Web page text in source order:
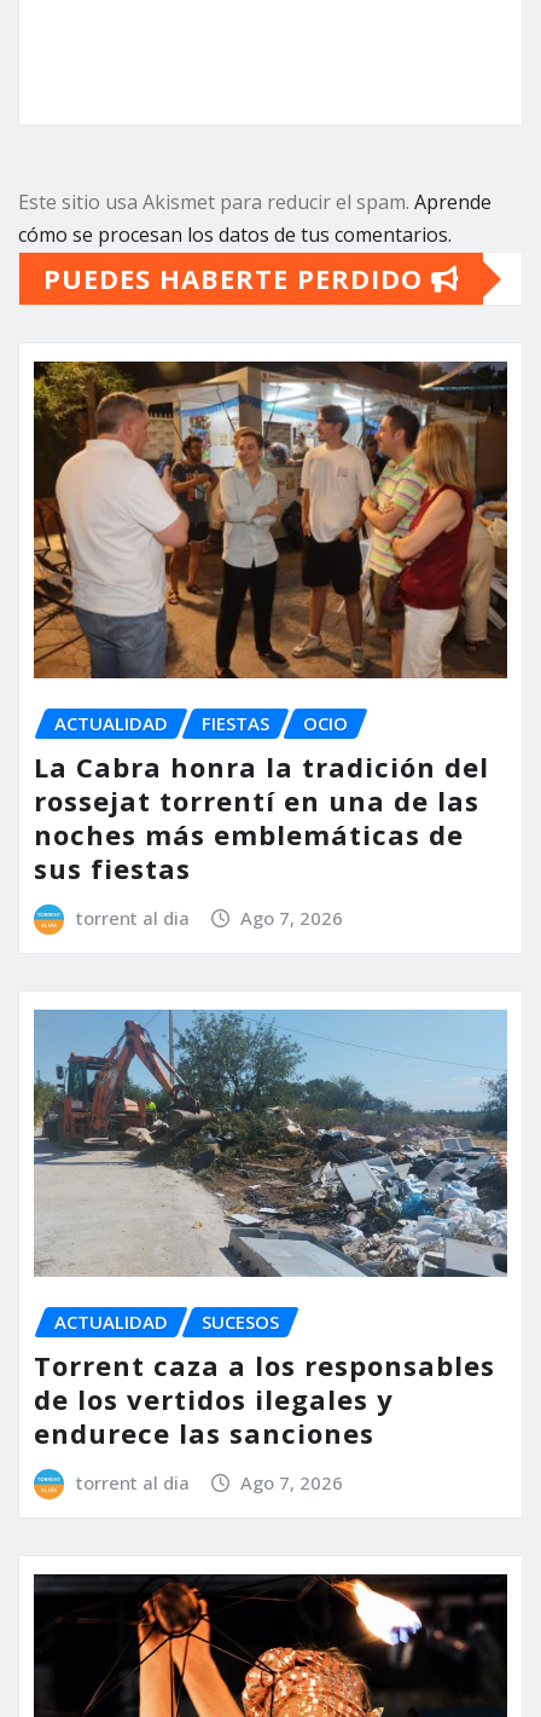
Este sitio usa Akismet para reducir el spam. Aprende
cómo se procesan los datos de tus comentarios.
PUEDES HABERTE PERDIDO
ACTUALIDAD FIESTAS OCIO
La Cabra honra la tradición del
rossejat torrentí en una de las
noches más emblemáticas de
sus fiestas
torrent al dia Ago 7, 2026
ACTUALIDAD SUCESOS
Torrent caza a los responsables
de los vertidos ilegales y
endurece las sanciones
torrent al dia Ago 7, 2026